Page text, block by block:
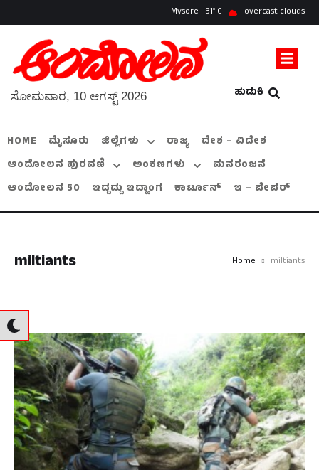
Mysore 31 overcast clouds
ಹುಡುಕಿ
ಸೋಮವಾರ, 10 ಆಗಸ್ಟ್ 2026
HOME ಮೈಸೂರು ಜಿಲ್ಲೆಗಳು ರಾಜ್ಯ
ದೇಶ – ವಿದೇಶ
ಆಂದೋಲನ ಪುರವಣಿ
ಅಂಕಣಗಳು
ಮನರಂಜನೆ
ಆಂದೋಲನ 50
ಇದ್ದದ್ದು ಇದ್ಹಾಂಗ ಕಾರ್ಟೂನ್ ಇ – ಪೇಪರ್
miltiants Home miltiants